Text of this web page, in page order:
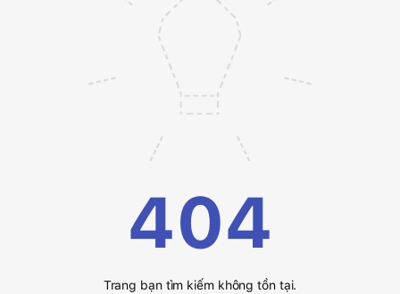
404
Trang bạn tìm kiếm không tồn tại.